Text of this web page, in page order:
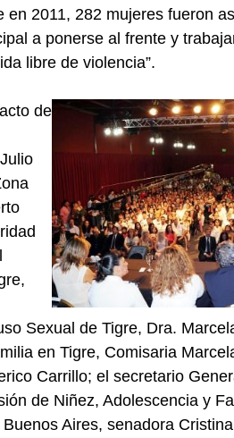
2011, 282 mujeres fueron
a ponerse al frente y
libre de violencia”.
de
Sexual de Tigre, Dra.
en Tigre, Comisaria
Carrillo; el secretario
de Niñez, Adolescencia y
Aires, senadora